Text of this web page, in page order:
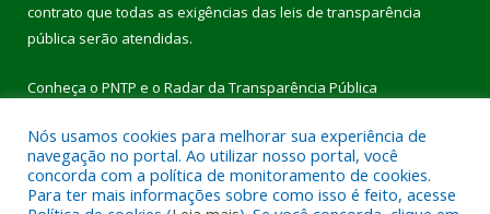
contrato que todas as exigências das leis de transparência
pública serão atendidas.
Conheça o PNTP e o Radar da Transparência Pública
Todos os direitos reservados a Prefeitura Municipal de Pau
Nós usamos cookies para melhorar sua experiência de
navegação no portal. Ao utilizar nosso portal, você
concorda com a política de monitoramento de cookies.
Para ter mais informações sobre como isso é feito, acesse